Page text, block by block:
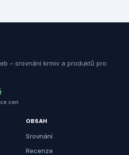
– srovnání krmiv a produktů pro
cen
OBSAH
Srovnání
Recenze